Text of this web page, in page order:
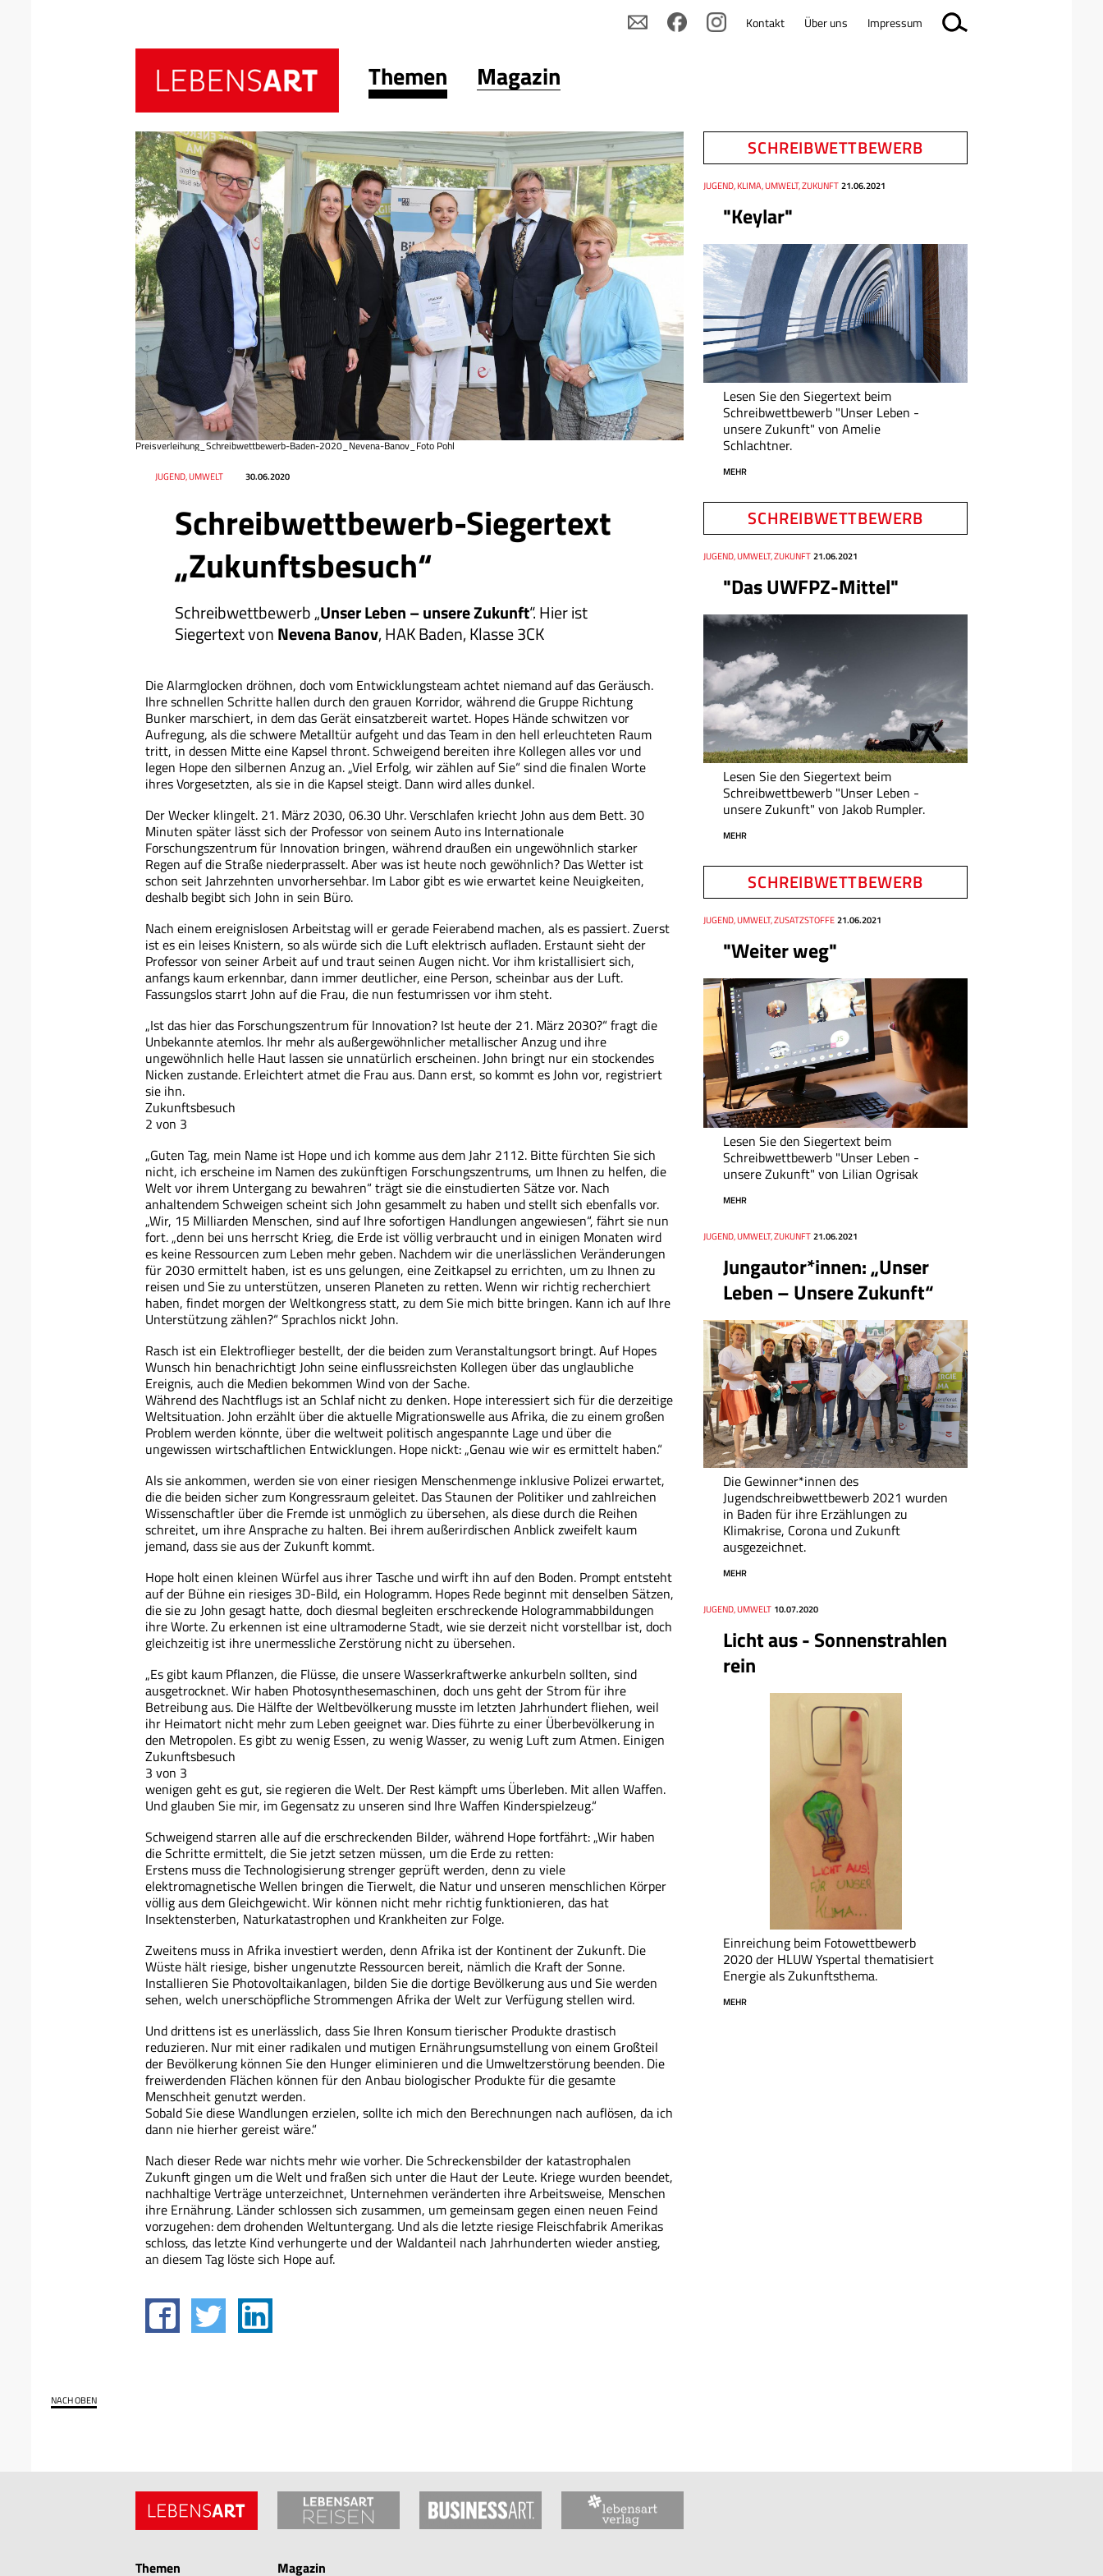
Themen Magazin
Schreibwettbewerb-Siegertext
„Zukunftsbesuch“
Schreibwettbewerb „Unser Leben – unsere Zukunft“. Hier ist
Siegertext vonNevena Banov, HAK Baden, Klasse 3CK
Datum 30.06.2020
RessortJUGEND, UMWELT
Preisverleihung_Schreibwettbewerb-Baden-2020_Nevena-Banov_Foto Pohl
Die Alarmglocken dröhnen, doch vom Entwicklungsteam achtet niemand auf das Geräusch.
Ihre schnellen Schritte hallen durch den grauen Korridor, während die Gruppe Richtung
Bunker marschiert, in dem das Gerät einsatzbereit wartet. Hopes Hände schwitzen vor
Aufregung, als die schwere Metalltür aufgeht und das Team in den hell erleuchteten Raum
tritt, in dessen Mitte eine Kapsel thront. Schweigend bereiten ihre Kollegen alles vor und
legen Hope den silbernen Anzug an. „Viel Erfolg, wir zählen auf Sie“ sind die finalen Worte
ihres Vorgesetzten, als sie in die Kapsel steigt. Dann wird alles dunkel.
Der Wecker klingelt. 21. März 2030, 06.30 Uhr. Verschlafen kriecht John aus dem Bett. 30
Minuten später lässt sich der Professor von seinem Auto ins Internationale
Forschungszentrum für Innovation bringen, während draußen ein ungewöhnlich starker
Regen auf die Straße niederprasselt. Aber was ist heute noch gewöhnlich? Das Wetter ist
schon seit Jahrzehnten unvorhersehbar. Im Labor gibt es wie erwartet keine Neuigkeiten,
deshalb begibt sich John in sein Büro.
Nach einem ereignislosen Arbeitstag will er gerade Feierabend machen, als es passiert. Zuerst
ist es ein leises Knistern, so als würde sich die Luft elektrisch aufladen. Erstaunt sieht der
Professor von seiner Arbeit auf und traut seinen Augen nicht. Vor ihm kristallisiert sich,
anfangs kaum erkennbar, dann immer deutlicher, eine Person, scheinbar aus der Luft.
Fassungslos starrt John auf die Frau, die nun festumrissen vor ihm steht.
„Ist das hier das Forschungszentrum für Innovation? Ist heute der 21. März 2030?“ fragt die
Unbekannte atemlos. Ihr mehr als außergewöhnlicher metallischer Anzug und ihre
ungewöhnlich helle Haut lassen sie unnatürlich erscheinen. John bringt nur ein stockendes
Nicken zustande. Erleichtert atmet die Frau aus. Dann erst, so kommt es John vor, registriert
sie ihn.
Zukunftsbesuch
2 von 3
„Guten Tag, mein Name ist Hope und ich komme aus dem Jahr 2112. Bitte fürchten Sie sich
nicht, ich erscheine im Namen des zukünftigen Forschungszentrums, um Ihnen zu helfen, die
Welt vor ihrem Untergang zu bewahren“ trägt sie die einstudierten Sätze vor. Nach
anhaltendem Schweigen scheint sich John gesammelt zu haben und stellt sich ebenfalls vor.
„Wir, 15 Milliarden Menschen, sind auf Ihre sofortigen Handlungen angewiesen“, fährt sie nun
fort. „denn bei uns herrscht Krieg, die Erde ist völlig verbraucht und in einigen Monaten wird
es keine Ressourcen zum Leben mehr geben. Nachdem wir die unerlässlichen Veränderungen
für 2030 ermittelt haben, ist es uns gelungen, eine Zeitkapsel zu errichten, um zu Ihnen zu
reisen und Sie zu unterstützen, unseren Planeten zu retten. Wenn wir richtig recherchiert
haben, findet morgen der Weltkongress statt, zu dem Sie mich bitte bringen. Kann ich auf Ihre
Unterstützung zählen?“ Sprachlos nickt John.
Rasch ist ein Elektroflieger bestellt, der die beiden zum Veranstaltungsort bringt. Auf Hopes
Wunsch hin benachrichtigt John seine einflussreichsten Kollegen über das unglaubliche
Ereignis, auch die Medien bekommen Wind von der Sache.
Während des Nachtflugs ist an Schlaf nicht zu denken. Hope interessiert sich für die derzeitige
Weltsituation. John erzählt über die aktuelle Migrationswelle aus Afrika, die zu einem großen
Problem werden könnte, über die weltweit politisch angespannte Lage und über die
ungewissen wirtschaftlichen Entwicklungen. Hope nickt: „Genau wie wir es ermittelt haben.“
Als sie ankommen, werden sie von einer riesigen Menschenmenge inklusive Polizei erwartet,
die die beiden sicher zum Kongressraum geleitet. Das Staunen der Politiker und zahlreichen
Wissenschaftler über die Fremde ist unmöglich zu übersehen, als diese durch die Reihen
schreitet, um ihre Ansprache zu halten. Bei ihrem außerirdischen Anblick zweifelt kaum
jemand, dass sie aus der Zukunft kommt.
Hope holt einen kleinen Würfel aus ihrer Tasche und wirft ihn auf den Boden. Prompt entsteht
auf der Bühne ein riesiges 3D-Bild, ein Hologramm. Hopes Rede beginnt mit denselben Sätzen,
die sie zu John gesagt hatte, doch diesmal begleiten erschreckende Hologrammabbildungen
ihre Worte. Zu erkennen ist eine ultramoderne Stadt, wie sie derzeit nicht vorstellbar ist, doch
gleichzeitig ist ihre unermessliche Zerstörung nicht zu übersehen.
„Es gibt kaum Pflanzen, die Flüsse, die unsere Wasserkraftwerke ankurbeln sollten, sind
ausgetrocknet. Wir haben Photosynthesemaschinen, doch uns geht der Strom für ihre
Betreibung aus. Die Hälfte der Weltbevölkerung musste im letzten Jahrhundert fliehen, weil
ihr Heimatort nicht mehr zum Leben geeignet war. Dies führte zu einer Überbevölkerung in
den Metropolen. Es gibt zu wenig Essen, zu wenig Wasser, zu wenig Luft zum Atmen. Einigen
Zukunftsbesuch
3 von 3
wenigen geht es gut, sie regieren die Welt. Der Rest kämpft ums Überleben. Mit allen Waffen.
Und glauben Sie mir, im Gegensatz zu unseren sind Ihre Waffen Kinderspielzeug.“
Schweigend starren alle auf die erschreckenden Bilder, während Hope fortfährt: „Wir haben
die Schritte ermittelt, die Sie jetzt setzen müssen, um die Erde zu retten:
Erstens muss die Technologisierung strenger geprüft werden, denn zu viele
elektromagnetische Wellen bringen die Tierwelt, die Natur und unseren menschlichen Körper
völlig aus dem Gleichgewicht. Wir können nicht mehr richtig funktionieren, das hat
Insektensterben, Naturkatastrophen und Krankheiten zur Folge.
Zweitens muss in Afrika investiert werden, denn Afrika ist der Kontinent der Zukunft. Die
Wüste hält riesige, bisher ungenutzte Ressourcen bereit, nämlich die Kraft der Sonne.
Installieren Sie Photovoltaikanlagen, bilden Sie die dortige Bevölkerung aus und Sie werden
sehen, welch unerschöpfliche Strommengen Afrika der Welt zur Verfügung stellen wird.
Und drittens ist es unerlässlich, dass Sie Ihren Konsum tierischer Produkte drastisch
reduzieren. Nur mit einer radikalen und mutigen Ernährungsumstellung von einem Großteil
der Bevölkerung können Sie den Hunger eliminieren und die Umweltzerstörung beenden. Die
freiwerdenden Flächen können für den Anbau biologischer Produkte für die gesamte
Menschheit genutzt werden.
Sobald Sie diese Wandlungen erzielen, sollte ich mich den Berechnungen nach auflösen, da ich
dann nie hierher gereist wäre.“
Nach dieser Rede war nichts mehr wie vorher. Die Schreckensbilder der katastrophalen
Zukunft gingen um die Welt und fraßen sich unter die Haut der Leute. Kriege wurden beendet,
nachhaltige Verträge unterzeichnet, Unternehmen veränderten ihre Arbeitsweise, Menschen
ihre Ernährung. Länder schlossen sich zusammen, um gemeinsam gegen einen neuen Feind
vorzugehen: dem drohenden Weltuntergang. Und als die letzte riesige Fleischfabrik Amerikas
schloss, das letzte Kind verhungerte und der Waldanteil nach Jahrhunderten wieder anstieg,
an diesem Tag löste sich Hope auf.
SCHREIBWETTBEWERB
"Keylar"
Thema
JUGEND, KLIMA, UMWELT, ZUKUNFT
Datum 21.06.2021
Lesen Sie den Siegertext beim
Schreibwettbewerb "Unser Leben -
unsere Zukunft" von Amelie
Schlachtner.
MEHR
SCHREIBWETTBEWERB
"Das UWFPZ-Mittel"
Thema
JUGEND, UMWELT, ZUKUNFT
Datum 21.06.2021
Lesen Sie den Siegertext beim
Schreibwettbewerb "Unser Leben -
unsere Zukunft" von Jakob Rumpler.
MEHR
SCHREIBWETTBEWERB
"Weiter weg"
Thema
JUGEND, UMWELT, ZUSATZSTOFFE
Datum 21.06.2021
Lesen Sie den Siegertext beim
Schreibwettbewerb "Unser Leben -
unsere Zukunft" von Lilian Ogrisak
MEHR
Jungautor*innen: „Unser
Leben – Unsere Zukunft“
Thema
JUGEND, UMWELT, ZUKUNFT
Datum 21.06.2021
Die Gewinner*innen des
Jugendschreibwettbewerb 2021 wurden
in Baden für ihre Erzählungen zu
Klimakrise, Corona und Zukunft
ausgezeichnet.
MEHR
Licht aus - Sonnenstrahlen
rein
Thema
JUGEND, UMWELT
Datum 10.07.2020
Einreichung beim Fotowettbewerb
2020 der HLUW Yspertal thematisiert
Energie als Zukunftsthema.
MEHR
NACH OBEN
Themen Magazin
Kontakt Über uns Impressum